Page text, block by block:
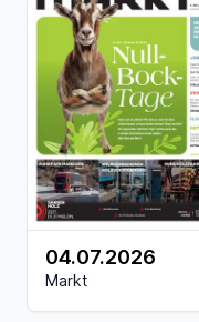
04.07.2026
Markt